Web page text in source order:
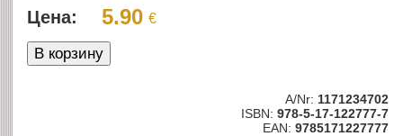
Цена: 5.90 €
A/Nr: 1171234702
ISBN: 978-5-17-122777-7
EAN: 9785171227777